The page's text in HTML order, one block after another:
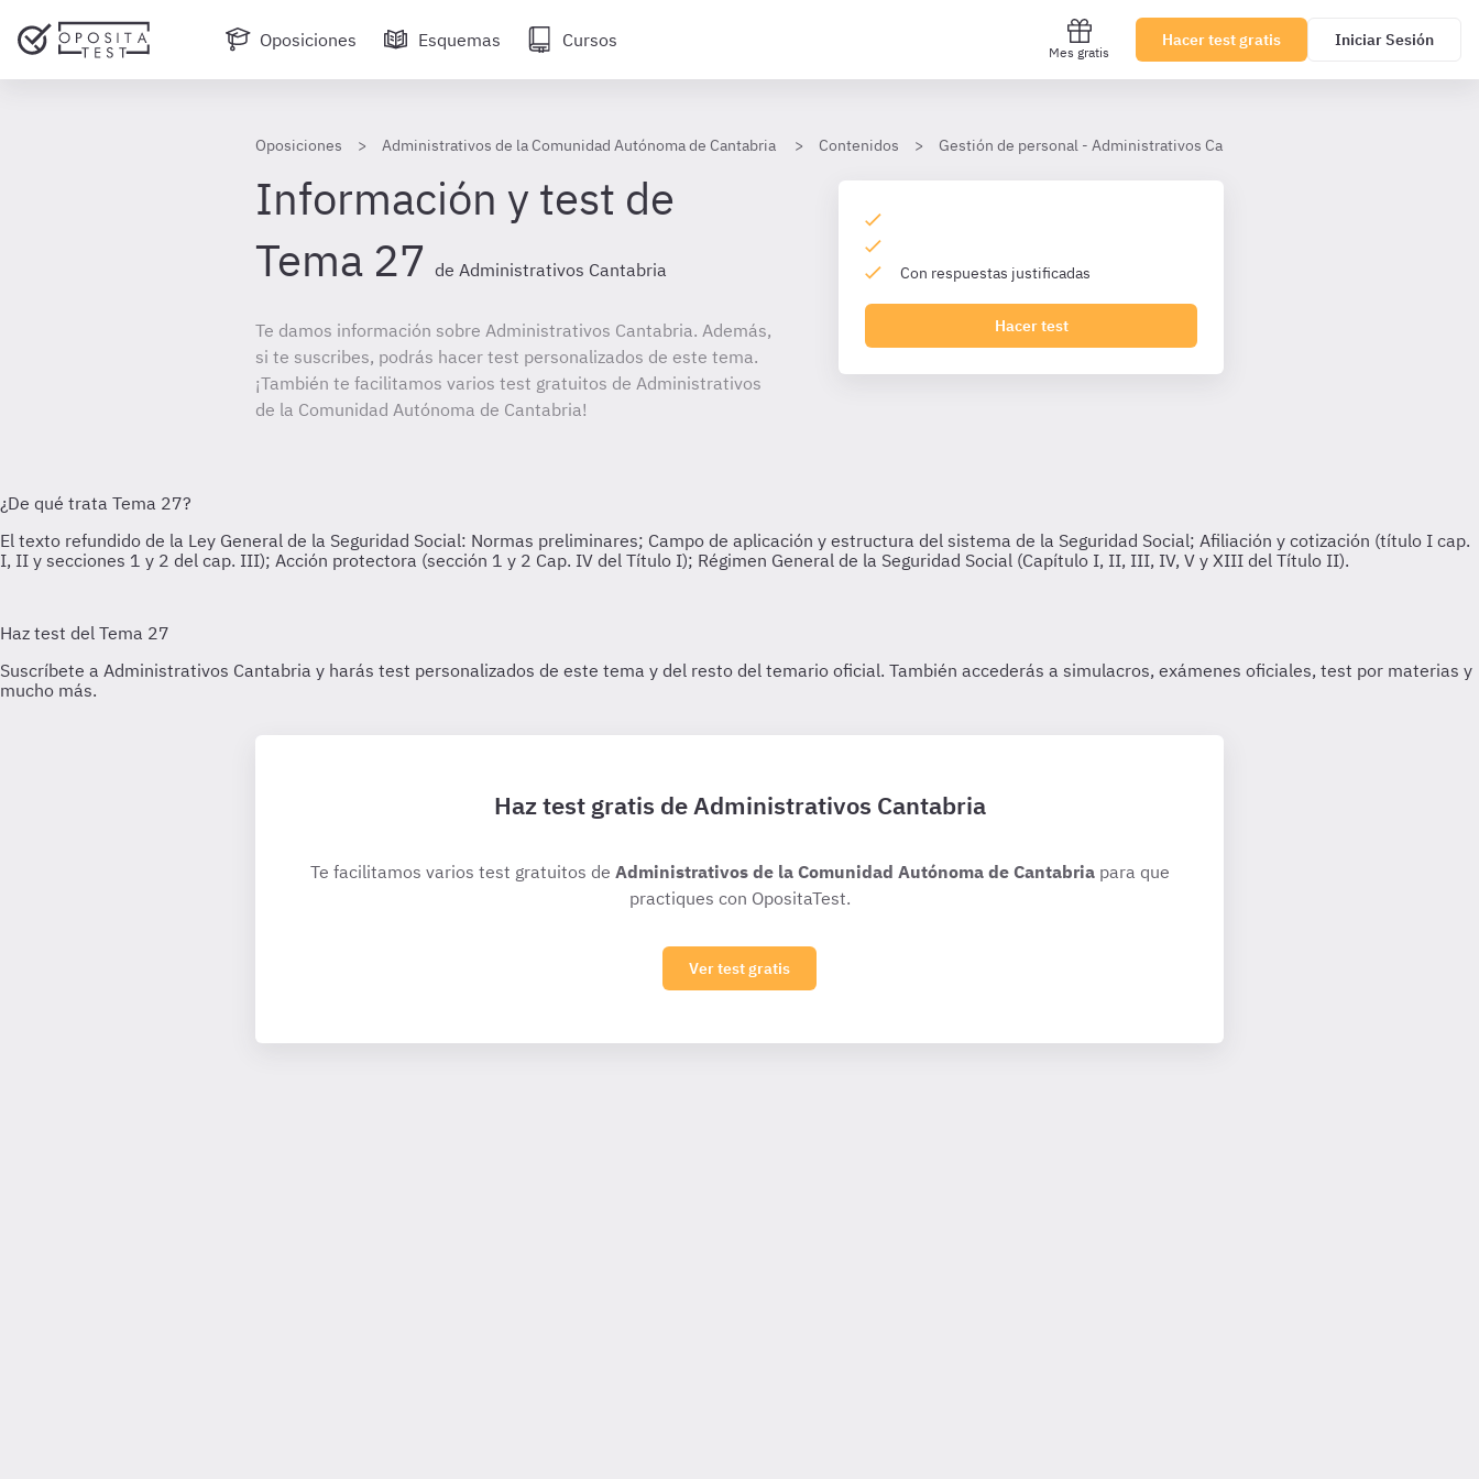
Oposiciones Esquemas Cursos
Mes gratis
Hacer test gratis Iniciar Sesión
Oposiciones Administrativos de la Comunidad Autónoma de Cantabria Contenidos Gestión de personal - Administrativos Cantabria TL
Información y test de
Tema 27 de Administrativos Cantabria
Te damos información sobre Administrativos Cantabria. Además,
si te suscribes, podrás hacer test personalizados de este tema.
¡También te facilitamos varios test gratuitos de Administrativos
de la Comunidad Autónoma de Cantabria!
Con respuestas justificadas
Hacer test
Haz test gratis de Administrativos Cantabria
Te facilitamos varios test gratuitos de Administrativos de la Comunidad Autónoma de Cantabriapara que
practiques con OpositaTest.
Ver test gratis